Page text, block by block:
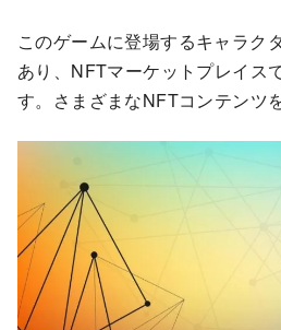
このゲームに登場するキャラク
あり、NFTマーケットプレイス
す。さまざまなNFTコンテンツ